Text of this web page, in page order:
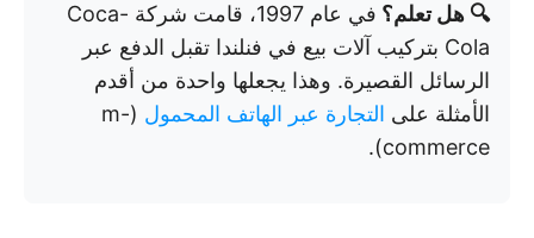
🔍 هل تعلم؟
في عام 1997، قامت شركة Coca-
Cola بتركيب آلات بيع في فنلندا تقبل الدفع عبر
الرسائل القصيرة. وهذا يجعلها واحدة من أقدم
الأمثلة على التجارة عبر الهاتف المحمول
(m-
commerce).